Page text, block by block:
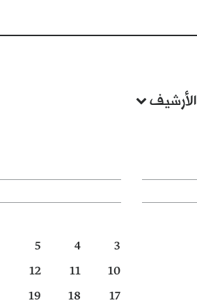
الأرشيف
3
4
5
10
11
12
17
18
19